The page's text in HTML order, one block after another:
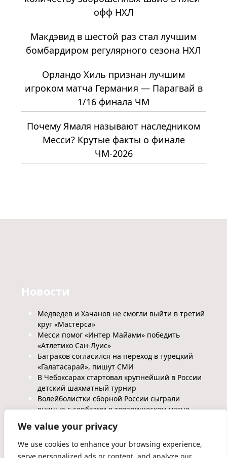
We value your privacy
We use cookies to enhance your browsing experience,
офф НХЛ
Макдэвид в шестой раз стал лучшим
бомбардиром регулярного сезона НХЛ
Орландо Хиль признан лучшим
игроком матча Германия — Парагвай в
1/16 финала ЧМ
Почему Ямаля называют наследником
Месси? Крутые факты о финале
ЧМ-2026
Новости
Медведев и Хачанов не смогли выйти в третий
круг «Мастерса»
Месси помог «Интер Майами» победить
«Атлетико Сан-Луис»
Батраков согласился на переход в турецкий
«Галатасарай», пишут СМИ
В Чебоксарах стартовал крупнейший в России
детский шахматный турнир
Волейболистки сборной России сыграли
вничью с сербками в товарищеском матче